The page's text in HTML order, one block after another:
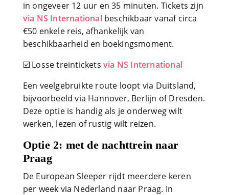
in ongeveer 12 uur en 35 minuten. Tickets zijn
via NS Internationalbeschikbaar vanaf circa
€50 enkele reis, afhankelijk van
beschikbaarheid en boekingsmoment.
☑️ Losse treintickets via NS International
Een veelgebruikte route loopt via Duitsland,
bijvoorbeeld via Hannover, Berlijn of Dresden.
Deze optie is handig als je onderweg wilt
werken, lezen of rustig wilt reizen.
Optie 2: met de nachttrein naar
Praag
De European Sleeper rijdt meerdere keren
per week via Nederland naar Praag. In